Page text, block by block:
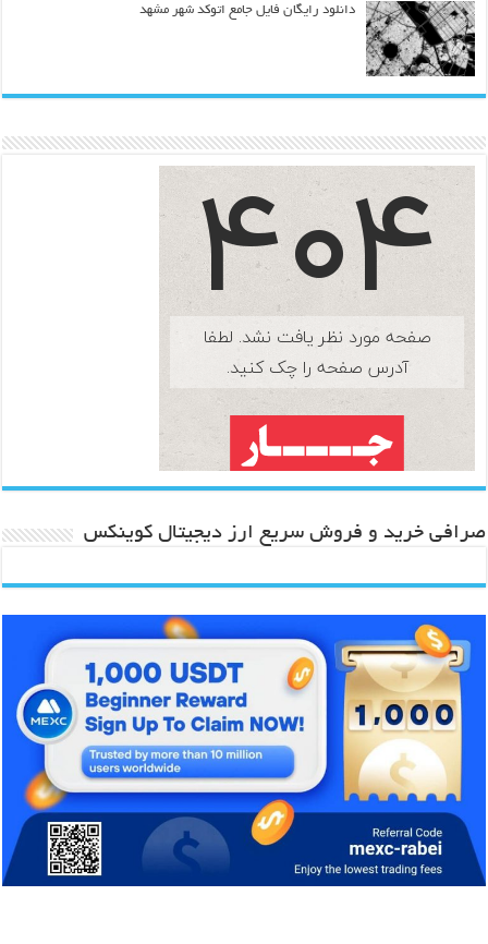
دانلود رایگان فایل جامع اتوکد شهر مشهد
صرافی خرید و فروش سریع ارز دیجیتال کوینکس